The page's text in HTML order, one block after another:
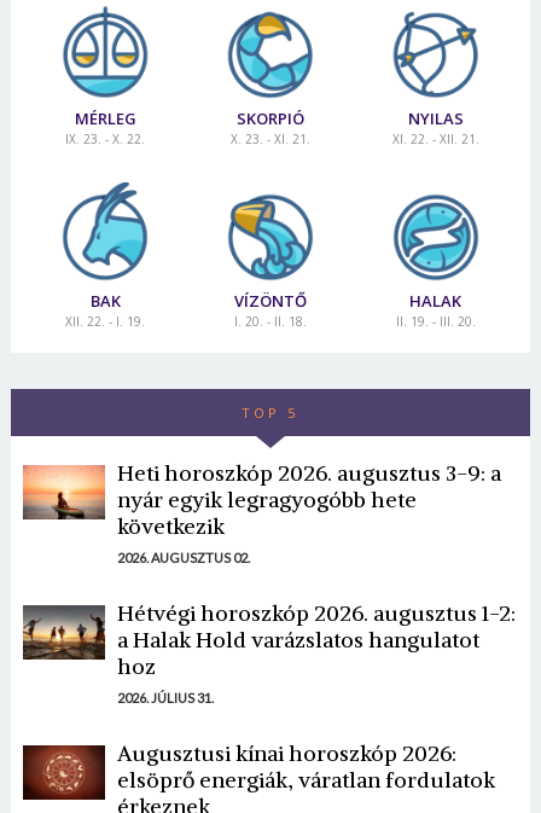
MÉRLEG
IX. 23. - X. 22.
SKORPIÓ
X. 23. - XI. 21.
NYILAS
XI. 22. - XII. 21.
BAK
XII. 22. - I. 19.
VÍZÖNTŐ
I. 20. - II. 18.
HALAK
II. 19. - III. 20.
TOP 5
Heti horoszkóp 2026. augusztus 3-9: a
nyár egyik legragyogóbb hete
következik
2026. AUGUSZTUS 02.
Hétvégi horoszkóp 2026. augusztus 1-2:
a Halak Hold varázslatos hangulatot
hoz
2026. JÚLIUS 31.
Augusztusi kínai horoszkóp 2026:
elsöprő energiák, váratlan fordulatok
érkeznek